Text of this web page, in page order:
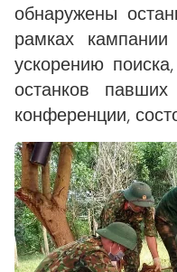
обнаружены
рамках
ускорению
останков
конференции,